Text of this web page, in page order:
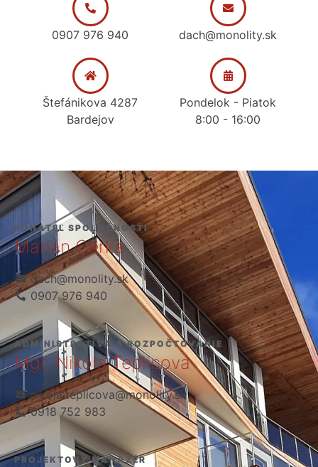
0907 976 940
Štefánikova 4287
Bardejov
dach@monolity.sk
Pondelok - Piatok
8:00 - 16:00
KONATEĽ SPOLOČNOSTI
Marián Gerka
dach@monolity.sk
0907 976 940
ADMINISTRATÍVA A ROZPOČTOVANIE
Mgr. Nikola Teplicová
nikola.teplicova@monolity.sk
0918 752 983
PROJEKTOVÝ MANAŽÉR